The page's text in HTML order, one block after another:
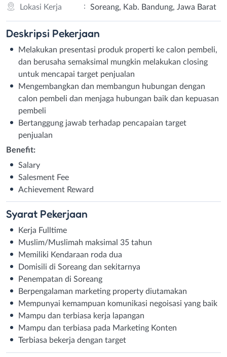
Lokasi Kerja
: Soreang, Kab. Bandung, Jawa Barat
Deskripsi Pekerjaan
Melakukan presentasi produk properti ke calon pembeli,
dan berusaha semaksimal mungkin melakukan closing
untuk mencapai target penjualan
Mengembangkan dan membangun hubungan dengan
calon pembeli dan menjaga hubungan baik dan kepuasan
pembeli
Bertanggung jawab terhadap pencapaian target
penjualan
Benefit:
Salary
Salesment Fee
Achievement Reward
Syarat Pekerjaan
Kerja Fulltime
Muslim/Muslimah maksimal 35 tahun
Memiliki Kendaraan roda dua
Domisili di Soreang dan sekitarnya
Penempatan di Soreang
Berpengalaman marketing property diutamakan
Mempunyai kemampuan komunikasi negoisasi yang baik
Mampu dan terbiasa kerja lapangan
Mampu dan terbiasa pada Marketing Konten
Terbiasa bekerja dengan target